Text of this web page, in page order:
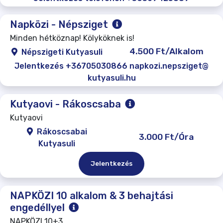
Napközi - Népsziget
Minden hétköznap! Kölyköknek is!
Népszigeti Kutyasuli
4.500 Ft/Alkalom
Jelentkezés +36705030866 napkozi.nepsziget@
kutyasuli.hu
Kutyaovi - Rákoscsaba
Kutyaovi
Rákoscsabai
Kutyasuli
3.000 Ft/Óra
Jelentkezés
NAPKÖZI 10 alkalom & 3 behajtási
engedéllyel